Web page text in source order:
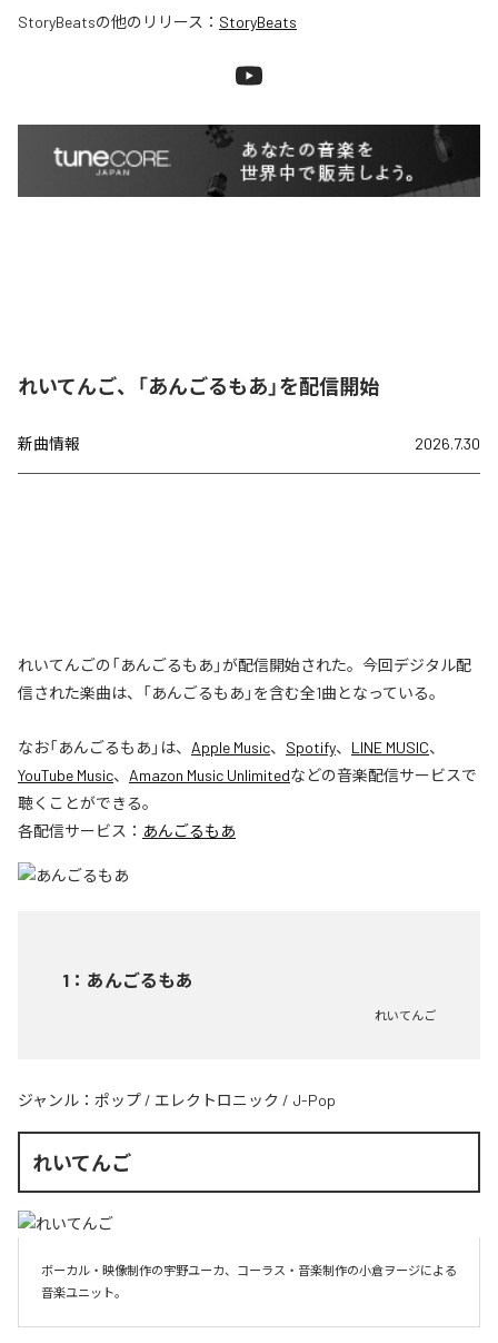
StoryBeatsの他のリリース： StoryBeats
れいてんご、「あんごるもあ」を配信開始
新曲情報 2026.7.30
れいてんごの「あんごるもあ」が配信開始された。今回デジタル配
信された楽曲は、「あんごるもあ」を含む全1曲となっている。
なお「あんごるもあ 」は、 Apple Music、 Spotify、 LINE MUSIC、
YouTube Music、 Amazon Music Unlimitedなどの音楽配信サービスで
聴くことができる。
各配信サービス： あんごるもあ
1 ： あんごるもあ
れいてんご
ジャンル： ポップ / エレクトロニック / J-Pop
れいてんご
ボーカル・映像制作の宇野ユーカ、コーラス・音楽制作の小倉ヲージによる
音楽ユニット。